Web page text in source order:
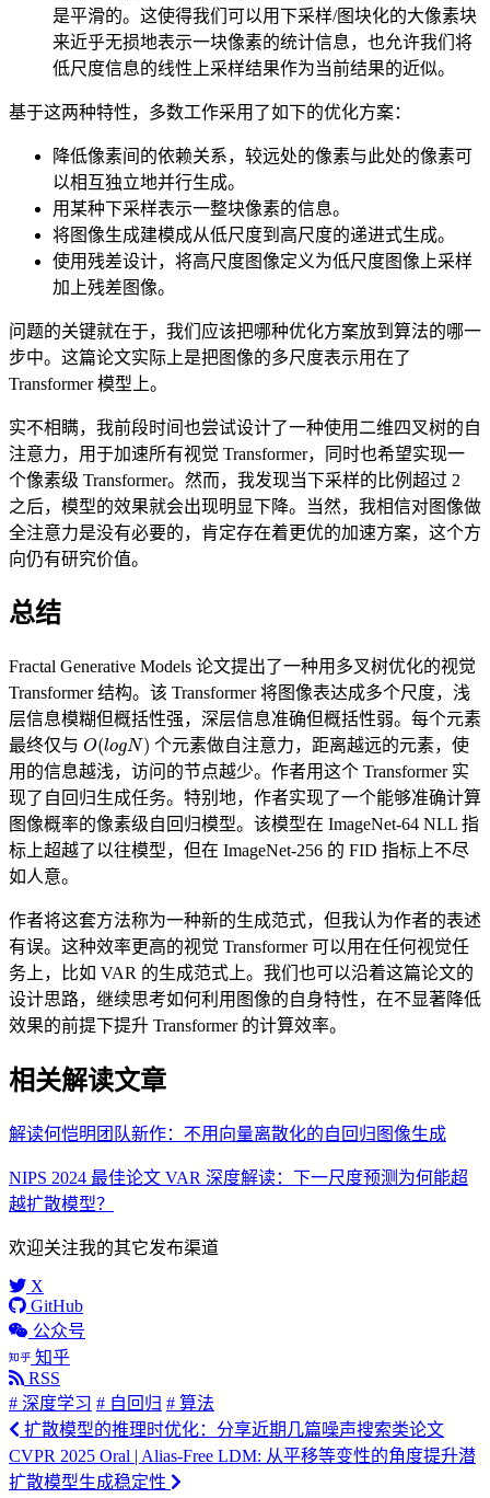
是平滑的。这使得我们可以用下采样/图块化的大像素块
来近乎无损地表示一块像素的统计信息，也允许我们将
低尺度信息的线性上采样结果作为当前结果的近似。
基于这两种特性，多数工作采用了如下的优化方案：
降低像素间的依赖关系，较远处的像素与此处的像素可
以相互独立地并行生成。
用某种下采样表示一整块像素的信息。
将图像生成建模成从低尺度到高尺度的递进式生成。
使用残差设计，将高尺度图像定义为低尺度图像上采样
加上残差图像。
问题的关键就在于，我们应该把哪种优化方案放到算法的哪一
步中。这篇论文实际上是把图像的多尺度表示用在了
Transformer 模型上。
实不相瞒，我前段时间也尝试设计了一种使用二维四叉树的自
注意力，用于加速所有视觉 Transformer，同时也希望实现一
个像素级 Transformer。然而，我发现当下采样的比例超过 2
之后，模型的效果就会出现明显下降。当然，我相信对图像做
全注意力是没有必要的，肯定存在着更优的加速方案，这个方
向仍有研究价值。
总结
Fractal Generative Models 论文提出了一种用多叉树优化的视觉
Transformer 结构。该 Transformer 将图像表达成多个尺度，浅
层信息模糊但概括性强，深层信息准确但概括性弱。每个元素
最终仅与 O(lo N) 个元素做自注意力，距离越远的元素，使
用的信息越浅，访问的节点越少。作者用这个 Transformer 实
现了自回归生成任务。特别地，作者实现了一个能够准确计算
图像概率的像素级自回归模型。该模型在 ImageNet-64 NLL 指
标上超越了以往模型，但在 ImageNet-256 的 FID 指标上不尽
如人意。
作者将这套方法称为一种新的生成范式，但我认为作者的表述
有误。这种效率更高的视觉 Transformer 可以用在任何视觉任
务上，比如 VAR 的生成范式上。我们也可以沿着这篇论文的
设计思路，继续思考如何利用图像的自身特性，在不显著降低
效果的前提下提升 Transformer 的计算效率。
相关解读文章
解读何恺明团队新作：不用向量离散化的自回归图像生成
NIPS 2024 最佳论文 VAR 深度解读：下一尺度预测为何能超
越扩散模型？
欢迎关注我的其它发布渠道
X
GitHub
公众号
知乎
RSS
# 深度学习 # 自回归 # 算法
扩散模型的推理时优化：分享近期几篇噪声搜索类论文
CVPR 2025 Oral | Alias-Free LDM: 从平移等变性的角度提升潜
扩散模型生成稳定性